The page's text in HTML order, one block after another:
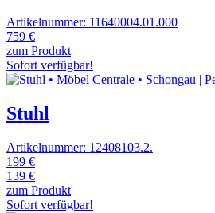
Artikelnummer: 11640004.01.000
759 €
zum Produkt
Sofort verfügbar!
Stuhl
Artikelnummer: 12408103.2.
199 €
139 €
zum Produkt
Sofort verfügbar!